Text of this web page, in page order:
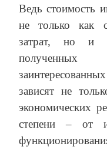
Ведь стоимость
не только как
затрат, но и
полученных
зависят не
экономических
степени – от